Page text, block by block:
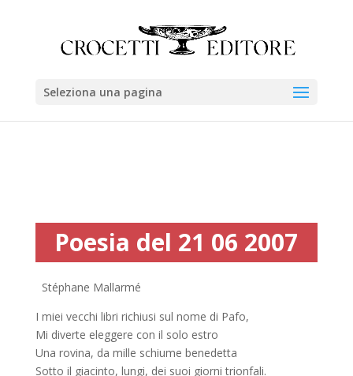
Seleziona una pagina
Poesia del 21 06 2007
Stéphane Mallarmé
I miei vecchi libri richiusi sul nome di Pafo,
Mi diverte eleggere con il solo estro
Una rovina, da mille schiume benedetta
Sotto il giacinto, lungi, dei suoi giorni trionfali.